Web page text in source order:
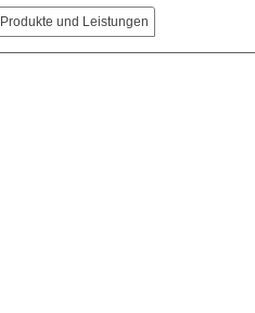
Produkte und Leistungen